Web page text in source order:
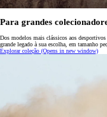
Para grandes
Dos modelos mais clássicos aos
grande legado à sua escolha, em tamanho
Explorar coleção (Opens in new window)